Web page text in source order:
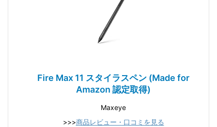
Fire Max 11 スタイラスペン (Made for
Amazon 認定取得)
Maxeye
>>>商品レビュー・口コミを見る